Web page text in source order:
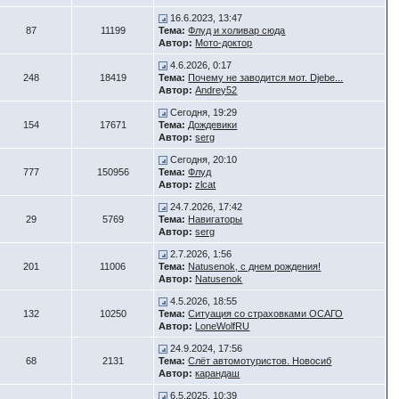
87 11199
16.6.2023, 13:47
Тема: Флуд и холивар сюда
Автор: Мото-доктор
248 18419
4.6.2026, 0:17
Тема: Почему не заводится мот. Djebe...
Автор: Andrey52
154 17671
Сегодня, 19:29
Тема: Дождевики
Автор: serg
777 150956
Сегодня, 20:10
Тема: Флуд
Автор: zlcat
29 5769
24.7.2026, 17:42
Тема: Навигаторы
Автор: serg
201 11006
2.7.2026, 1:56
Тема: Natusenok, с днем рождения!
Автор: Natusenok
132 10250
4.5.2026, 18:55
Тема: Ситуация со страховками ОСАГО
Автор: LoneWolfRU
68 2131
24.9.2024, 17:56
Тема: Слёт автомотуристов. Новосиб
Автор: карандаш
6.5.2025, 10:39